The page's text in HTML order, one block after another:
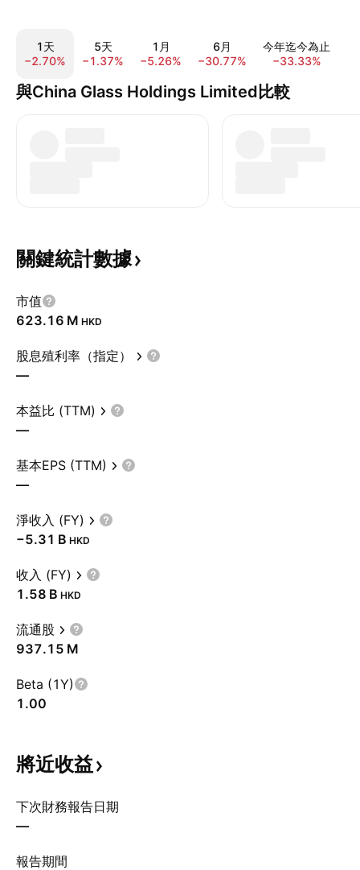
1天
−2.70%
5天
−1.37%
1月
−5.26%
6月
−30.77%
今年迄今為止
−33.33%
與China Glass Holdings Limited比較
關鍵統計數據
市值
‪623.16 M‬ HKD
股息殖利率（指定）
—
本益比 (TTM)
—
基本EPS (TTM)
—
淨收入 (FY)
‪−5.31 B‬ HKD
收入 (FY)
‪1.58 B‬ HKD
流通股
‪937.15 M‬
Beta (1Y)
1.00
將近收益
下次財務報告日期
—
報告期間